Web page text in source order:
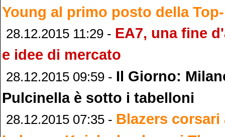
Young al primo posto della
28.12.2015 11:29 - EA7, una fine
e idee di mercato
28.12.2015 09:59 - Il Giorno:
Pulcinella è sotto i tabelloni
28.12.2015 07:35 - Blazers corsari